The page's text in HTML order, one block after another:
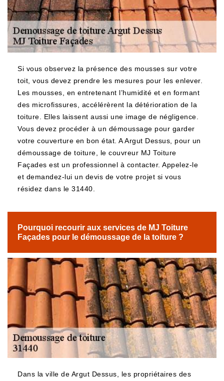
Si vous observez la présence des mousses sur votre
toit, vous devez prendre les mesures pour les enlever.
Les mousses, en entretenant l’humidité et en formant
des microfissures, accélérèrent la détérioration de la
toiture. Elles laissent aussi une image de négligence.
Vous devez procéder à un démoussage pour garder
votre couverture en bon état. A Argut Dessus, pour un
démoussage de toiture, le couvreur MJ Toiture
Façades est un professionnel à contacter. Appelez-le
et demandez-lui un devis de votre projet si vous
résidez dans le 31440.
Pourquoi recourir aux services de MJ Toiture
Façades pour le démoussage de la toiture ?
Dans la ville de Argut Dessus, les propriétaires des